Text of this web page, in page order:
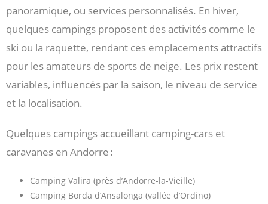
panoramique, ou services personnalisés. En hiver,
quelques campings proposent des activités comme le
ski ou la raquette, rendant ces emplacements attractifs
pour les amateurs de sports de neige. Les prix restent
variables, influencés par la saison, le niveau de service
et la localisation.
Quelques campings accueillant camping-cars et
caravanes en Andorre :
Camping Valira (près d’Andorre-la-Vieille)
Camping Borda d’Ansalonga (vallée d’Ordino)